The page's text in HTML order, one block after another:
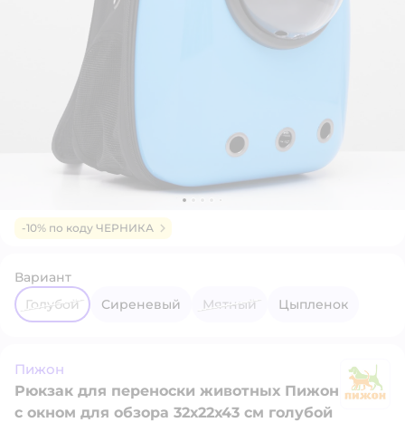
-10% по коду ЧЕРНИКА
Вариант
Голубой
Сиреневый Мятный Цыпленок
Пижон
Рюкзак для переноски животных Пижон
с окном для обзора 32х22х43 см голубой